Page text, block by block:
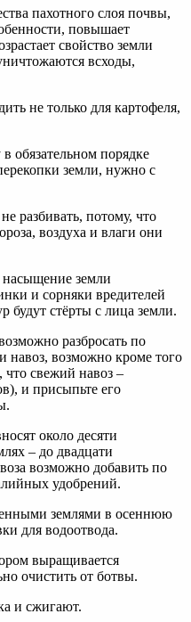
пахотного слоя почвы,
повышает
свойство земли
всходы,
не только для картофеля,
обязательном порядке
земли, нужно с
разбивать, потому, что
воздуха и влаги они
насыщение земли
и сорняки вредителей
будут стёрты с лица земли.
разбросать по
навоз, возможно кроме того
свежий навоз –
и присыпьте его
около десяти
– до двадцати
возможно добавить по
удобрений.
землями в осеннюю
для водоотвода.
выращивается
очистить от ботвы.
и сжигают.